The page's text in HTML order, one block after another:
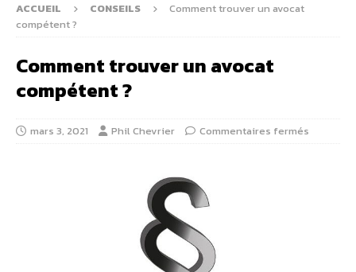
ACCUEIL CONSEILS
Comment trouver un avocat
compétent ?
Comment trouver un avocat
compétent ?
mars 3, 2021 Phil Chevrier Commentaires fermés